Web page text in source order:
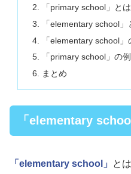
「primary school」と
「elementary school
「elementary school」
「primary school」の
まとめ
「elementary
「elementary school」 とは